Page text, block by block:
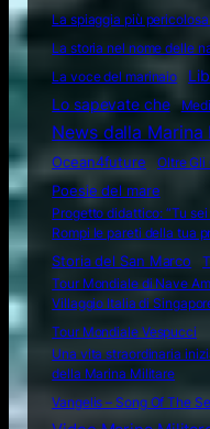
La spiaggia più
La storia nel nome delle
La voce del marinaio
Lo sapevate che
News dalla Marina
Ocean4future
Oltre Gli
Poesie del mare
Progetto didattico: “Tu
Rompi le pareti della tua
Storia del San Marco
Tour Mondiale di Nave
Villaggio Italia di
Tour Mondiale Vespucci
Una vita straordinaria
della Marina Militare
Vangelis – Song Of The